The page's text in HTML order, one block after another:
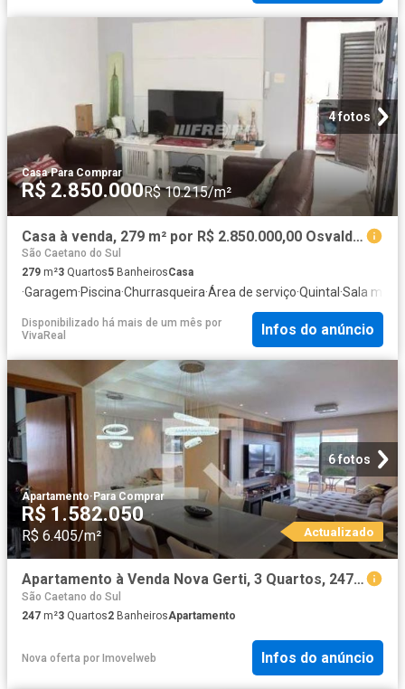
4 fotos
Casa·Para Comprar
R$ 2.850.000R$ 10.215/m²
Casa à venda, 279 m² por R$ 2.850.000,00 Osvaldo Cruz São Caetano do Sul/SP
São Caetano do Sul
279 m²3 Quartos5 BanheirosCasa
·Garagem·Piscina·Churrasqueira·Área de serviço·Quintal ·Sala
Disponibilizado há mais de um mês por
VivaReal
Infos do anúncio
6 fotos
Apartamento· Para Comprar
R$ 1.582.050
R$ 6.405/m² Actualizado
Apartamento à Venda Nova Gerti, 3 Quartos, 247 m2
São Caetano do Sul
247 m²3 Quartos2 BanheirosApartamento
Nova oferta por Imovelweb Infos do anúncio